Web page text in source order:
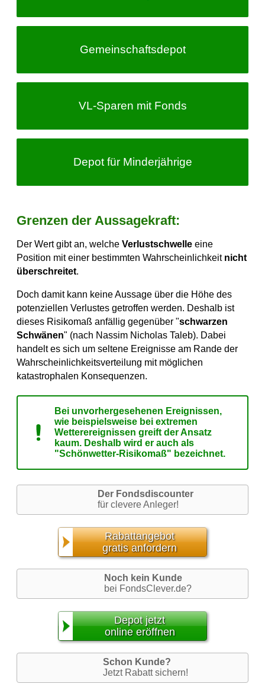
Gemeinschafts­depot
VL-Sparen mit Fonds
Depot für Minderjährige
Grenzen der Aussagekraft:
Der Wert gibt an, welche Verlustschwelle eine
Position mit einer bestimmten Wahrscheinlichkeit nicht
überschreitet.
Doch damit kann keine Aussage über die Höhe des
potenziellen Verlustes getroffen werden. Deshalb ist
dieses Risikomaß anfällig gegenüber "schwarzen
Schwänen" (nach Nassim Nicholas Taleb). Dabei
handelt es sich um seltene Ereignisse am Rande der
Wahrscheinlichkeitsverteilung mit möglichen
katastrophalen Konsequenzen.
Bei unvorhergesehenen Ereignissen,
wie beispielsweise bei extremen
Wetterereignissen greift der Ansatz
kaum. Deshalb wird er auch als
"Schönwetter-Risikomaß" bezeichnet.
Der Fondsdiscounter
für clevere Anleger!
Rabattangebot
gratis anfordern
Noch kein Kunde
bei FondsClever.de?
Depot jetzt
online eröffnen
Schon Kunde?
Jetzt Rabatt sichern!